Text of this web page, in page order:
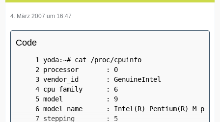
4. März 2007 um 16:47
Code